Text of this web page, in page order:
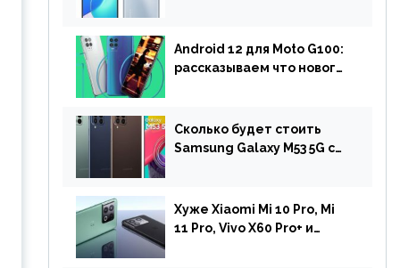
Android 12 для Moto G100:
рассказываем что нового
Сколько будет стоить
Samsung Galaxy M53 5G с
Европе
Хуже Xiaomi Mi 10 Pro, Mi
11 Pro, Vivo X60 Pro+ и